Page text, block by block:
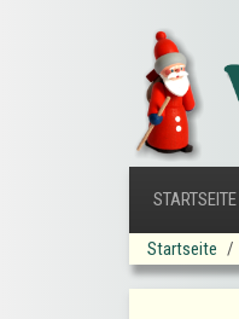
STARTSEITE
Startseite